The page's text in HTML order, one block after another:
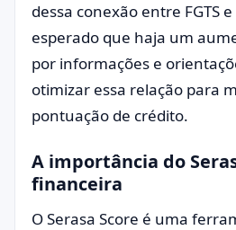
dessa conexão entre FGTS
esperado que haja um
por informações e
otimizar essa relação para
pontuação de crédito.
A importância do
financeira
O Serasa Score é uma